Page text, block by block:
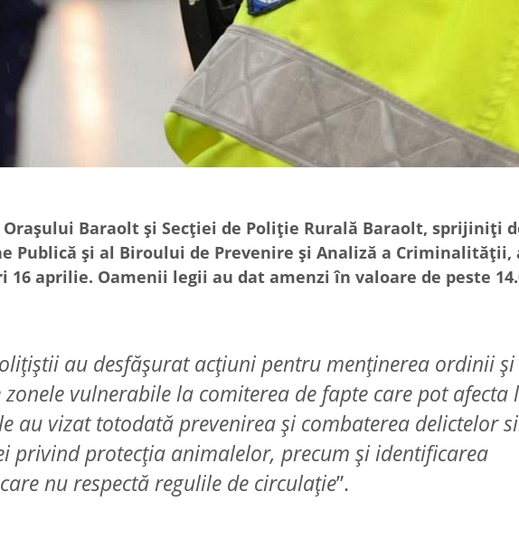
Baraolt și Secției de Poliție Rurală Baraolt, sprijiniți
Publică și al Biroului de Prevenire și Analiză a Criminalității,
aprilie. Oamenii legii au dat amenzi în valoare de peste
au desfășurat acțiuni pentru menținerea ordinii
zonele vulnerabile la comiterea de fapte care pot afecta
au vizat totodată prevenirea și combaterea delictelor
privind protecția animalelor, precum și identificarea
nu respectă regulile de circulație”.